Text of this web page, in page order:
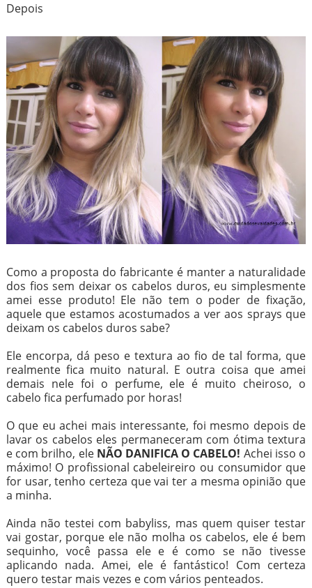
Depois
Como a proposta do fabricante é manter a naturalidade
dos fios sem deixar os cabelos duros, eu simplesmente
amei esse produto! Ele não tem o poder de fixação,
aquele que estamos acostumados a ver aos sprays que
deixam os cabelos duros sabe?
Ele encorpa, dá peso e textura ao fio de tal forma, que
realmente fica muito natural. E outra coisa que amei
demais nele foi o perfume, ele é muito cheiroso, o
cabelo fica perfumado por horas!
O que eu achei mais interessante, foi mesmo depois de
lavar os cabelos eles permaneceram com ótima textura
e com brilho, ele NÃO DANIFICA O CABELO! Achei isso o
máximo! O profissional cabeleireiro ou consumidor que
for usar, tenho certeza que vai ter a mesma opinião que
a minha.
Ainda não testei com babyliss, mas quem quiser testar
vai gostar, porque ele não molha os cabelos, ele é bem
sequinho, você passa ele e é como se não tivesse
aplicando nada. Amei, ele é fantástico! Com certeza
quero testar mais vezes e com vários penteados.